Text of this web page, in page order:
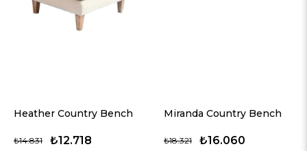
Heather Country Bench
₺12.718
₺14.831
Miranda Country Bench
₺16.060
₺18.321